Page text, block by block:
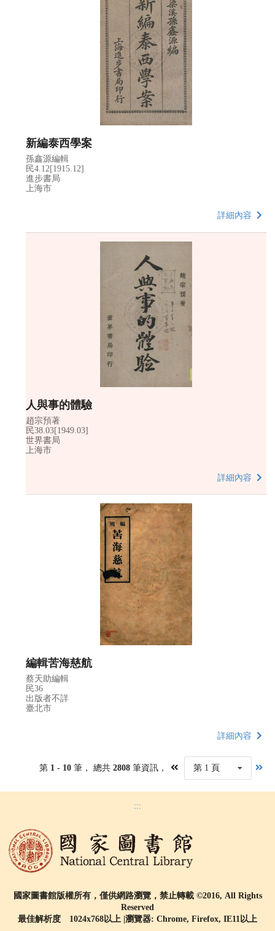
新編泰西學案
孫鑫源編輯
民4.12[1915.12]
進步書局
上海市
詳細內容
人與事的體驗
趙宗預著
民38.03[1949.03]
世界書局
上海市
詳細內容
編輯苦海慈航
蔡天助編輯
民36
出版者不詳
臺北市
詳細內容
第 1 - 10 筆， 總共 2808筆資訊， 第 1 頁
:::
國家圖書館版權所有，僅供網路瀏覽，禁止轉載 ©2016, All Rights
Reserved
最佳解析度 1024x768以上 |瀏覽器: Chrome, Firefox, IE11以上